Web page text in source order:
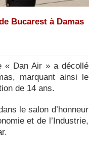
Bucarest à Damas
« Dan Air » a décollé
marquant ainsi le
de 14 ans.
le salon d’honneur
et de l’Industrie,